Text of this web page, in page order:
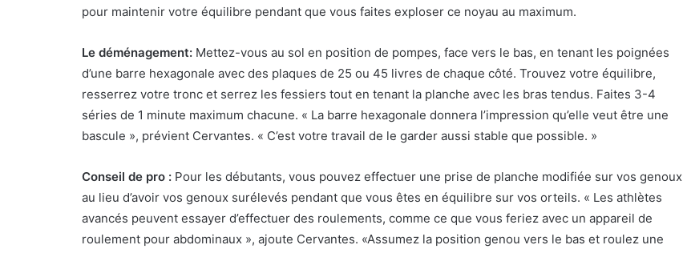
pour maintenir votre équilibre pendant que vous faites exploser ce noyau au maximum.
Le déménagement: Mettez-vous au sol en position de pompes, face vers le bas, en tenant les poignées
d’une barre hexagonale avec des plaques de 25 ou 45 livres de chaque côté. Trouvez votre équilibre,
resserrez votre tronc et serrez les fessiers tout en tenant la planche avec les bras tendus. Faites 3-4
séries de 1 minute maximum chacune. « La barre hexagonale donnera l’impression qu’elle veut être une
bascule », prévient Cervantes. « C’est votre travail de le garder aussi stable que possible. »
Conseil de pro : Pour les débutants, vous pouvez effectuer une prise de planche modifiée sur vos genoux
au lieu d’avoir vos genoux surélevés pendant que vous êtes en équilibre sur vos orteils. « Les athlètes
avancés peuvent essayer d’effectuer des roulements, comme ce que vous feriez avec un appareil de
roulement pour abdominaux », ajoute Cervantes. «Assumez la position genou vers le bas et roulez une